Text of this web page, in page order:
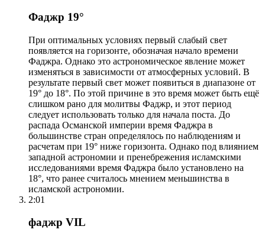
Фаджр 19°
При оптимальных условиях первый слабый свет
появляется на горизонте, обозначая начало времени
Фаджра. Однако это астрономическое явление может
изменяться в зависимости от атмосферных условий. В
результате первый свет может появиться в диапазоне от
19° до 18°. По этой причине в это время может быть ещё
слишком рано для молитвы Фаджр, и этот период
следует использовать только для начала поста. До
распада Османской империи время Фаджра в
большинстве стран определялось по наблюдениям и
расчетам при 19° ниже горизонта. Однако под влиянием
западной астрономии и пренебрежения исламскими
исследованиями время Фаджра было установлено на
18°, что ранее считалось мнением меньшинства в
исламской астрономии.
2:01
фаджр VIL